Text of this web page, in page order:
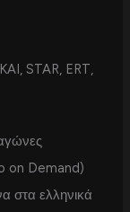
STAR, ERT,
on Demand)
στα ελληνικά